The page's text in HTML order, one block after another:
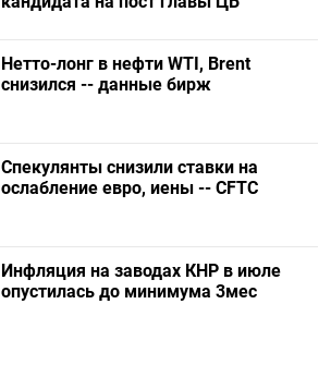
Нетто-лонг в нефти WTI, Brent
снизился -- данные бирж
Спекулянты снизили ставки на
ослабление евро, иены -- CFTC
Инфляция на заводах КНР в июле
опустилась до минимума 3мес